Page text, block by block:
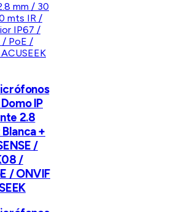
IP
2.8
+
/
/
/ ONVIF